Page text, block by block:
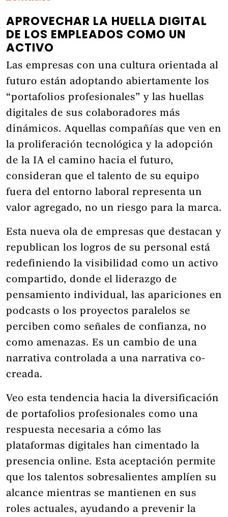
APROVECHAR LA HUELLA DIGITAL
DE LOS EMPLEADOS COMO UN
ACTIVO
Las empresas con una cultura orientada al
futuro están adoptando abiertamente los
“portafolios profesionales” y las huellas
digitales de sus colaboradores más
dinámicos. Aquellas compañías que ven en
la proliferación tecnológica y la adopción
de la IA el camino hacia el futuro,
consideran que el talento de su equipo
fuera del entorno laboral representa un
valor agregado, no un riesgo para la marca.
Esta nueva ola de empresas que destacan y
republican los logros de su personal está
redefiniendo la visibilidad como un activo
compartido, donde el liderazgo de
pensamiento individual, las apariciones en
podcasts o los proyectos paralelos se
perciben como señales de confianza, no
como amenazas. Es un cambio de una
narrativa controlada a una narrativa co-
creada.
Veo esta tendencia hacia la diversificación
de portafolios profesionales como una
respuesta necesaria a cómo las
plataformas digitales han cimentado la
presencia online. Esta aceptación permite
que los talentos sobresalientes amplíen su
alcance mientras se mantienen en sus
roles actuales, ayudando a prevenir la